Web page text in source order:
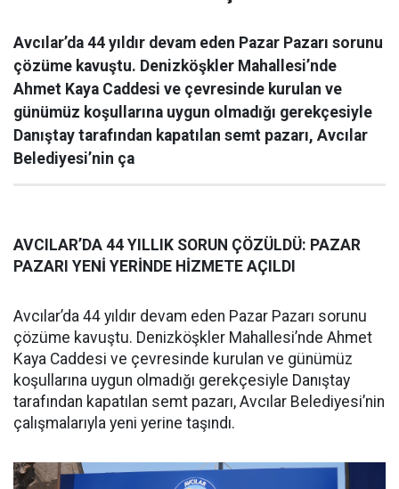
Avcılar’da 44 yıldır devam eden Pazar Pazarı sorunu
çözüme kavuştu. Denizköşkler Mahallesi’nde
Ahmet Kaya Caddesi ve çevresinde kurulan ve
günümüz koşullarına uygun olmadığı gerekçesiyle
Danıştay tarafından kapatılan semt pazarı, Avcılar
Belediyesi’nin ça
AVCILAR’DA 44 YILLIK SORUN ÇÖZÜLDÜ: PAZAR
PAZARI YENİ YERİNDE HİZMETE AÇILDI
Avcılar’da 44 yıldır devam eden Pazar Pazarı sorunu
çözüme kavuştu. Denizköşkler Mahallesi’nde Ahmet
Kaya Caddesi ve çevresinde kurulan ve günümüz
koşullarına uygun olmadığı gerekçesiyle Danıştay
tarafından kapatılan semt pazarı, Avcılar Belediyesi’nin
çalışmalarıyla yeni yerine taşındı.